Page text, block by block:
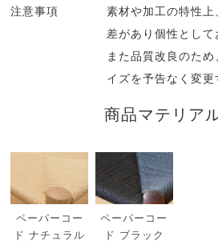
注意事項
素材や加工の特性
差があり個性として
また品質改良のた
イズを予告なく変更
商品マテリア
ペーパーコー
ド ナチュラル
ペーパーコー
ド ブラック